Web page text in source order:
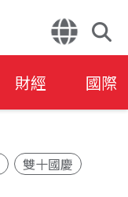
財經 國際
雙十國慶